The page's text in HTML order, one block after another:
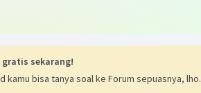
gratis sekarang!
kamu bisa tanya soal ke Forum sepuasnya, lho.